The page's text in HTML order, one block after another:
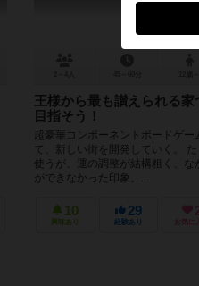
王様から最も讃えられる家
目指そう！
超豪華コンポーネントボードゲー
て、新しい街を開発していく。
使うが、運の調整が結構粗く、な
ができなかった印象。...
10
興味あり
29
経験あり お気に